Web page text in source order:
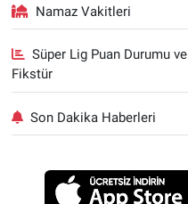
Namaz Vakitleri
Süper Lig Puan Durumu ve
Fikstür
Son Dakika Haberleri